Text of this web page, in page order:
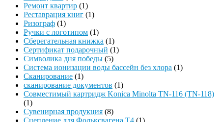
Ремонт квартир (1)
Реставрация книг (1)
Ризограф (1)
Ручки с логотипом (1)
Сберегательная книжка (1)
Сертификат подарочный (1)
Символика дня победы (5)
Система ионизации воды бассейн без хлора (1)
Сканирование (1)
сканирование документов (1)
Совместимый картридж Konica Minolta TN-116 (TN-118)
(1)
Сувенирная продукция (8)